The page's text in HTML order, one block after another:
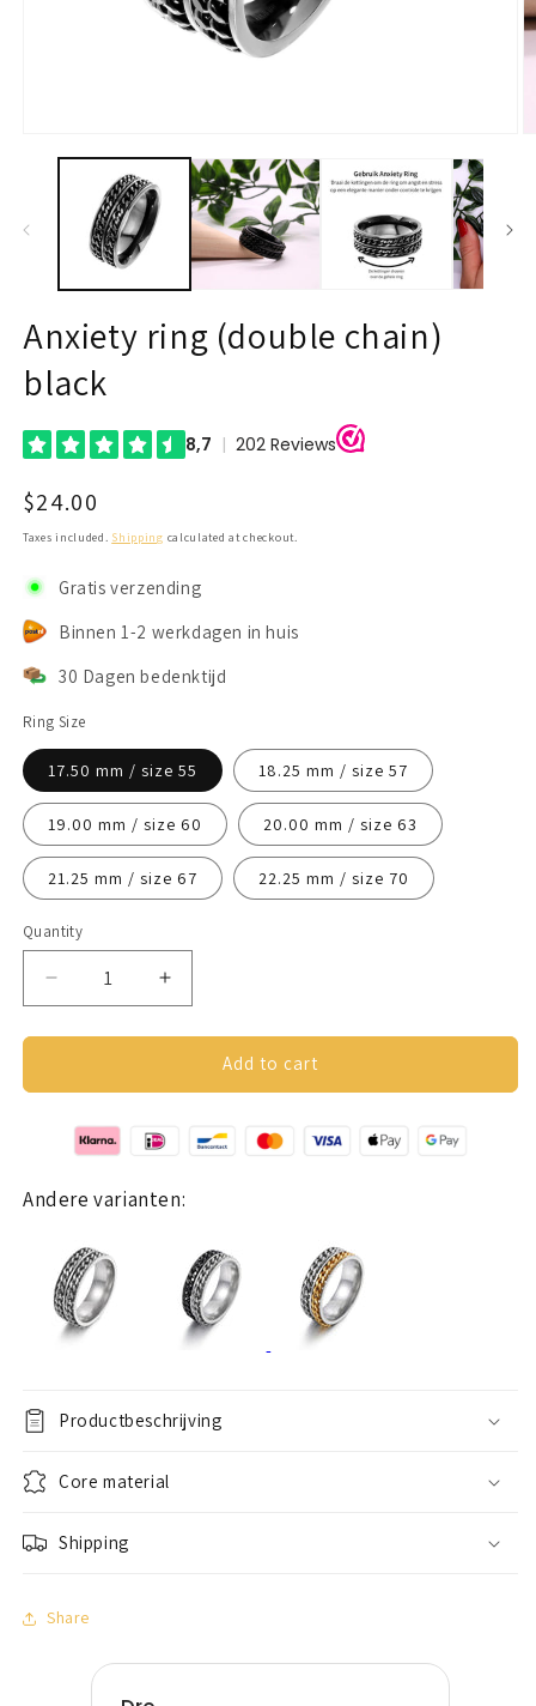
media
Anxiety ring (double chain)
black
Regular
$24.00
Taxes included. Shipping calculated at checkout.
Gratis verzending
Binnen 1-2 werkdagen in huis
30 Dagen bedenktijd
Ring Size
17.50 mm / size 55 18.25 mm / size 57
19.00 mm / size 60 20.00 mm / size 63
21.25 mm / size 67 22.25 mm / size 70
Quantity
Decrease
quantity
for
ring
chain)
Increase
quantity
for
Anxiety
ring
chain)
Add to cart
Andere varianten:
Productbeschrijving
Core material
Shipping
Share